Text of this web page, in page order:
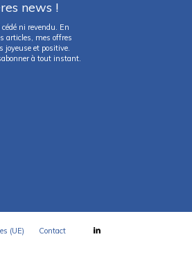
news !
ni revendu. En
articles, mes offres
joyeuse et positive.
à tout instant.
(UE) Contact